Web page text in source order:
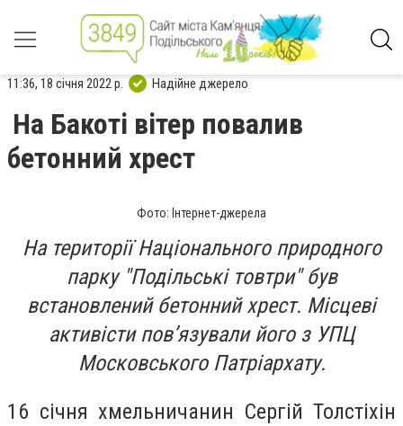
11:36, 18 січня 2022 р. Надійне джерело
На Бакоті вітер повалив
бетонний хрест
Фото: Інтернет-джерела
На території Національного природного
парку "Подільські товтри" був
встановлений бетонний хрест. Місцеві
активісти пов’язували його з УПЦ
Московського Патріархату.
16 січня хмельничанин Сергій Толстіхін